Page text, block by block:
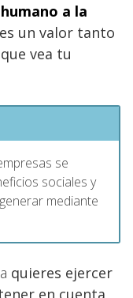
humano a la
un valor tanto
vea tu
se
sociales y
mediante
quieres ejercer
en cuenta